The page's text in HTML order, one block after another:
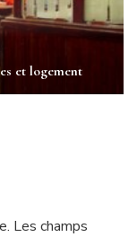
et logement
Les champs